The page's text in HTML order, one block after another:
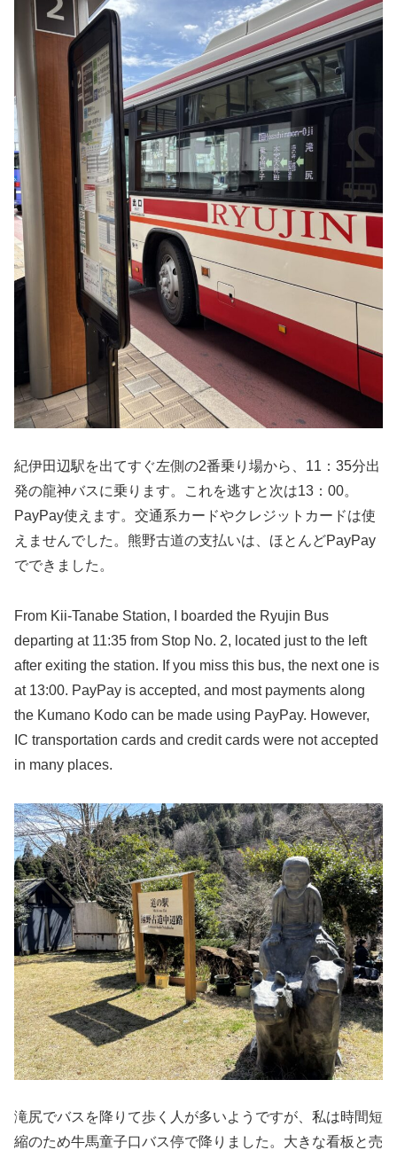
紀伊田辺駅を出てすぐ左側の2番乗り場から、11：35分出
発の龍神バスに乗ります。これを逃すと次は13：00。
PayPay使えます。交通系カードやクレジットカードは使
えませんでした。熊野古道の支払いは、ほとんどPayPay
でできました。
From Kii-Tanabe Station, I boarded the Ryujin Bus
departing at 11:35 from Stop No. 2, located just to the left
after exiting the station. If you miss this bus, the next one is
at 13:00. PayPay is accepted, and most payments along
the Kumano Kodo can be made using PayPay. However,
IC transportation cards and credit cards were not accepted
in many places.
滝尻でバスを降りて歩く人が多いようですが、私は時間短
縮のため牛馬童子口バス停で降りました。大きな看板と売